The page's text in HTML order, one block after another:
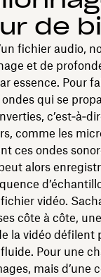
de
fichier audio,
et de
essence. Pour
qui se
comme les
ces ondes
alors
vidéo.
côte à côte,
la vidéo
Pour une
mais